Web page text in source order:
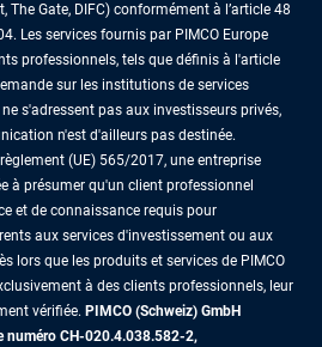
The Gate, DIFC) conformément à l’article 48
Les services fournis par PIMCO Europe
professionnels, tels que définis à l'article
sur les institutions de services
s'adressent pas aux investisseurs privés,
n'est d'ailleurs pas destinée.
(UE) 565/2017, une entreprise
à présumer qu'un client professionnel
et de connaissance requis pour
aux services d'investissement ou aux
lors que les produits et services de PIMCO
à des clients professionnels, leur
vérifiée. PIMCO (Schweiz) GmbH
numéro CH-020.4.038.582-2,